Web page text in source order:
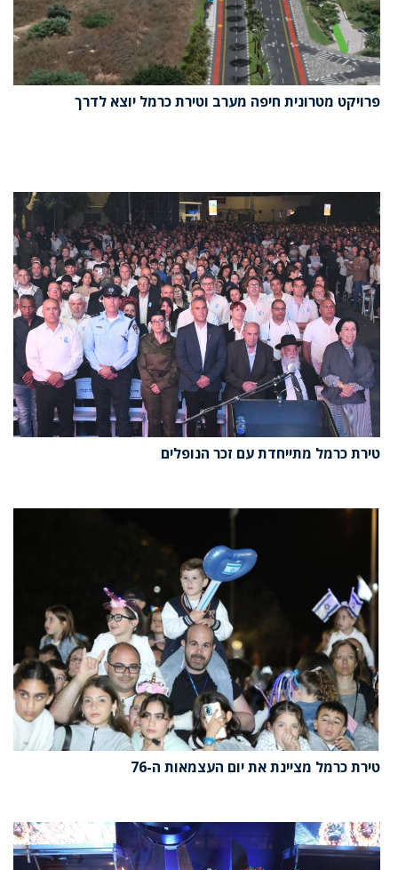
פרויקט מטרונית חיפה מערב וטירת כרמל יוצא לדרך
טירת כרמל מתייחדת עם זכר הנופלים
טירת כרמל מציינת את יום העצמאות ה-76